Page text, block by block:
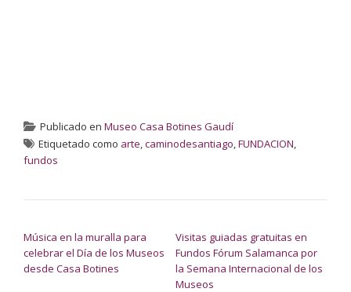
Publicado en Museo Casa Botines Gaudí
Etiquetado como arte,caminodesantiago,FUNDACION,
fundos
Música en la muralla para
celebrar el Día de los Museos
desde Casa Botines
Visitas guiadas gratuitas en
Fundos Fórum Salamanca por
la Semana Internacional de los
Museos